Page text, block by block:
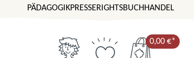
PÄDAGOGIKPRESSERIGHTSBUCHHANDEL
0,00 €*